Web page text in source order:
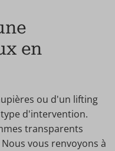
en
ou d'un lifting
d'intervention.
transparents
vous renvoyons à